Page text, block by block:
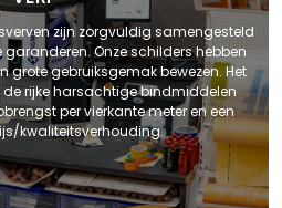
zijn zorgvuldig samengesteld
Onze schilders hebben
grote gebruiksgemak bewezen. Het
rijke harsachtige bindmiddelen
per vierkante meter en een
kwaliteitsverhouding.